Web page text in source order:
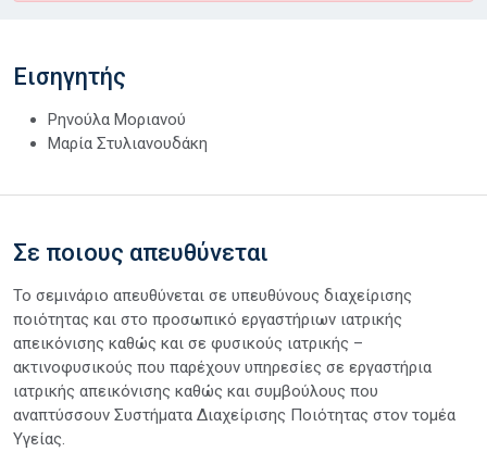
Εισηγητής
Ρηνούλα Μοριανού
Μαρία Στυλιανουδάκη
Σε ποιους απευθύνεται
Το σεμινάριο απευθύνεται σε υπευθύνους διαχείρισης
ποιότητας και στο προσωπικό εργαστήριων ιατρικής
απεικόνισης καθώς και σε φυσικούς ιατρικής –
ακτινοφυσικούς που παρέχουν υπηρεσίες σε εργαστήρια
ιατρικής απεικόνισης καθώς και συμβούλους που
αναπτύσσουν Συστήματα Διαχείρισης Ποιότητας στον τομέα
Υγείας.